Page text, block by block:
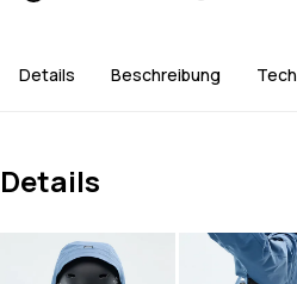
Details Beschreibung Tech
Details